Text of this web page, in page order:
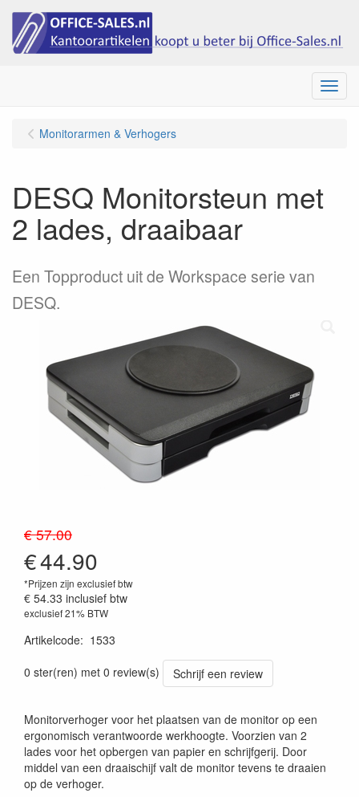
Menu
Monitorarmen & Verhogers
DESQ Monitorsteun met
2 lades, draaibaar
Een Topproduct uit de Workspace serie van
DESQ.
€ 57.00
€44.90
*Prijzen zijn exclusief btw
€ 54.33 inclusief btw
exclusief 21% BTW
Artikelcode: 1533
0 ster(ren) met 0 review(s)
Schrijf een review
Monitorverhoger voor het plaatsen van de monitor op een
ergonomisch verantwoorde werkhoogte. Voorzien van 2
lades voor het opbergen van papier en schrijfgerij. Door
middel van een draaischijf valt de monitor tevens te draaien
op de verhoger.